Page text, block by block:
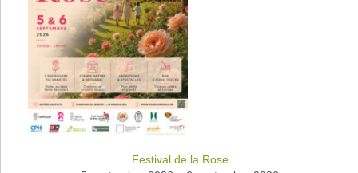
Festival de la Rose